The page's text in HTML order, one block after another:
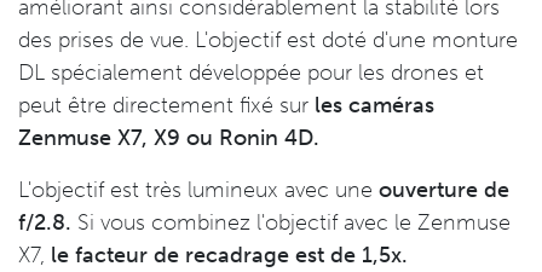
améliorant ainsi considérablement la stabilité lors
des prises de vue. L'objectif est doté d'une monture
DL spécialement développée pour les drones et
peut être directement fixé sur les caméras
Zenmuse X7, X9 ou Ronin 4D.
L'objectif est très lumineux avec une ouverture de
f/2.8. Si vous combinez l'objectif avec le Zenmuse
X7, le facteur de recadrage est de 1,5x.